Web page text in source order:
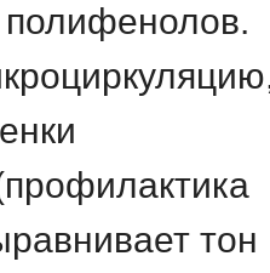
тон